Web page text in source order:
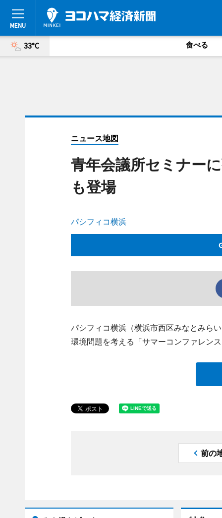
33°C 食べる
ニュース地図
青年会議所セミナー
も登場
パシフィコ横浜
パシフィコ横浜（横浜市西区みなとみら
環境問題を考える「サマーコンファレン
前の